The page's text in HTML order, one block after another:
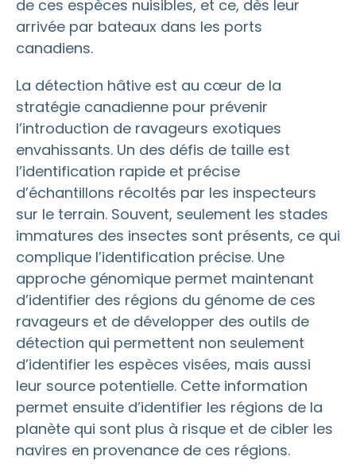
de ces espèces nuisibles, et ce, dès leur
arrivée par bateaux dans les ports
canadiens.
La détection hâtive est au cœur de la
stratégie canadienne pour prévenir
l’introduction de ravageurs exotiques
envahissants. Un des défis de taille est
l’identification rapide et précise
d’échantillons récoltés par les inspecteurs
sur le terrain. Souvent, seulement les stades
immatures des insectes sont présents, ce qui
complique l’identification précise. Une
approche génomique permet maintenant
d’identifier des régions du génome de ces
ravageurs et de développer des outils de
détection qui permettent non seulement
d’identifier les espèces visées, mais aussi
leur source potentielle. Cette information
permet ensuite d’identifier les régions de la
planète qui sont plus à risque et de cibler les
navires en provenance de ces régions.